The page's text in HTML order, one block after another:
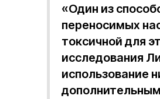
«Один из
переносимых
токсичной для
исследования
использование